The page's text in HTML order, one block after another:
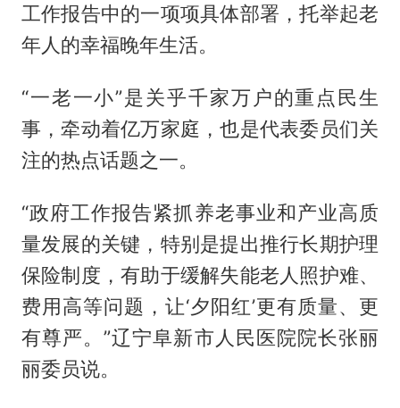
工作报告中的一项项具体部署，托举起老
年人的幸福晚年生活。
“一老一小”是关乎千家万户的重点民生
事，牵动着亿万家庭，也是代表委员们关
注的热点话题之一。
“政府工作报告紧抓养老事业和产业高质
量发展的关键，特别是提出推行长期护理
保险制度，有助于缓解失能老人照护难、
费用高等问题，让‘夕阳红’更有质量、更
有尊严。”辽宁阜新市人民医院院长张丽
丽委员说。